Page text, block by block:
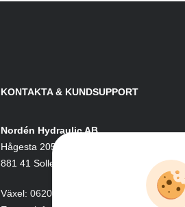
KONTAKTA & KUNDSUPPORT
Nordén Hydraulic AB
Hågesta 205
881 41 Sollefteå
Växel: 0620-161 41